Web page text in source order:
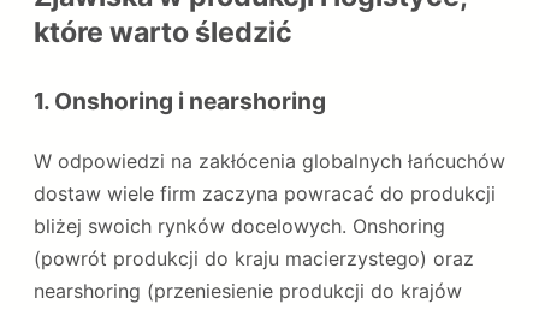
które warto śledzić
1. Onshoring i nearshoring
W odpowiedzi na zakłócenia globalnych łańcuchów
dostaw wiele firm zaczyna powracać do produkcji
bliżej swoich rynków docelowych. Onshoring
(powrót produkcji do kraju macierzystego) oraz
nearshoring (przeniesienie produkcji do krajów